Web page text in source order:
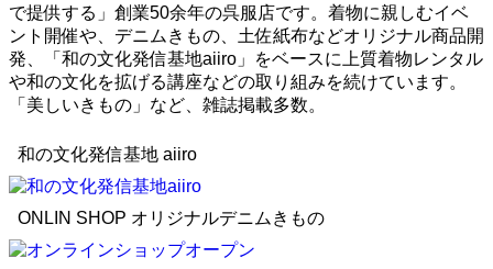
で提供する」創業50余年の呉服店です。着物に親しむイベ
ント開催や、デニムきもの、土佐紙布などオリジナル商品開
発、「和の文化発信基地aiiro」をベースに上質着物レンタル
や和の文化を拡げる講座などの取り組みを続けています。
「美しいきもの」など、雑誌掲載多数。
和の文化発信基地 aiiro
ONLIN SHOP オリジナルデニムきもの